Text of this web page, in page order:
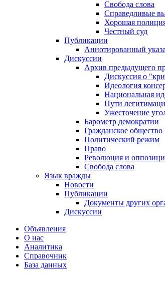
Свобода слова
Справедливые
Хорошая
Честный суд
Публикации
Аннотированный
Дискуссии
Архив предыдущего
Дискуссия о
Идеология
Национальная
Пути
Ужесточение
Барометр демократии
Гражданское общество
Политический режим
Право
Революция и
Свобода слова
Язык вражды
Новости
Публикации
Документы других
Дискуссии
Объявления
О нас
Аналитика
Справочник
База данных